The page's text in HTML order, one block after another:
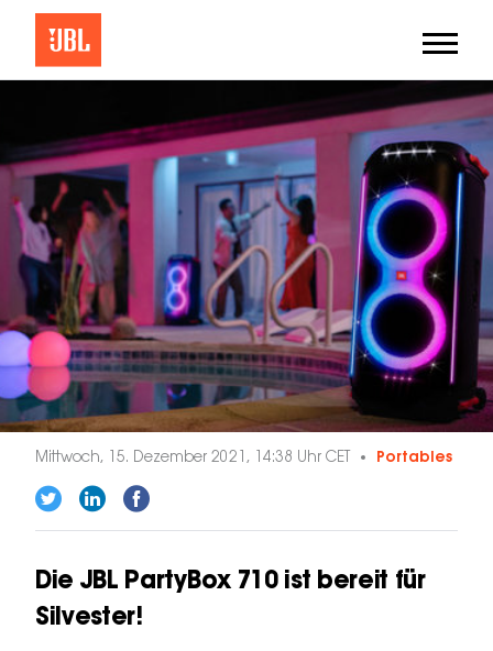
Mittwoch, 15. Dezember 2021, 14:38 Uhr CET Portables
Die JBL PartyBox 710 ist bereit für
Silvester!